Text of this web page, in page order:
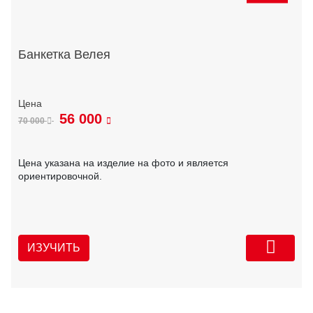
Банкетка Велея
70 000 56 000
Цена указана на изделие на фото и является
ориентировочной.
ИЗУЧИТЬ